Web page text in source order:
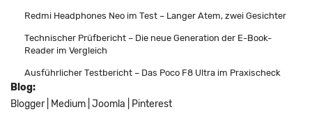
Redmi Headphones Neo im Test – Langer Atem, zwei Gesichter
Technischer Prüfbericht – Die neue Generation der E-Book-
Reader im Vergleich
Ausführlicher Testbericht – Das Poco F8 Ultra im Praxischeck
Blog:
Blogger
Medium Joomla Pinterest